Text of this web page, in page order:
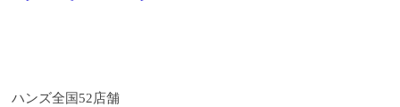
ハンズ全国52店舗